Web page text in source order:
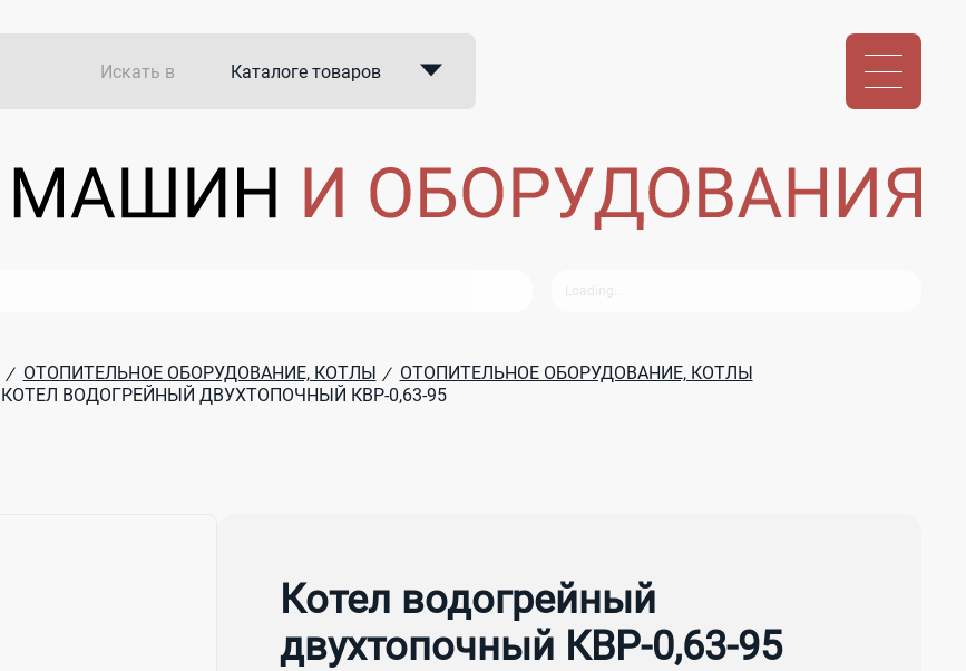
Искать в Каталоге товаров
В закупках
/ ОТОПИТЕЛЬНОЕ ОБОРУДОВАНИЕ, КОТЛЫ / ОТОПИТЕЛЬНОЕ ОБОРУДОВАНИЕ, КОТЛЫ
КОТЕЛ ВОДОГРЕЙНЫЙ ДВУХТОПОЧНЫЙ КВР-0,63-95
Котел водогрейный
двухтопочный КВР-0,63-95